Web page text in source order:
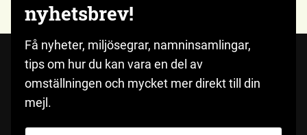
nyhetsbrev!
Få nyheter, miljösegrar, namninsamlingar,
tips om hur du kan vara en del av
omställningen och mycket mer direkt till din
mejl.